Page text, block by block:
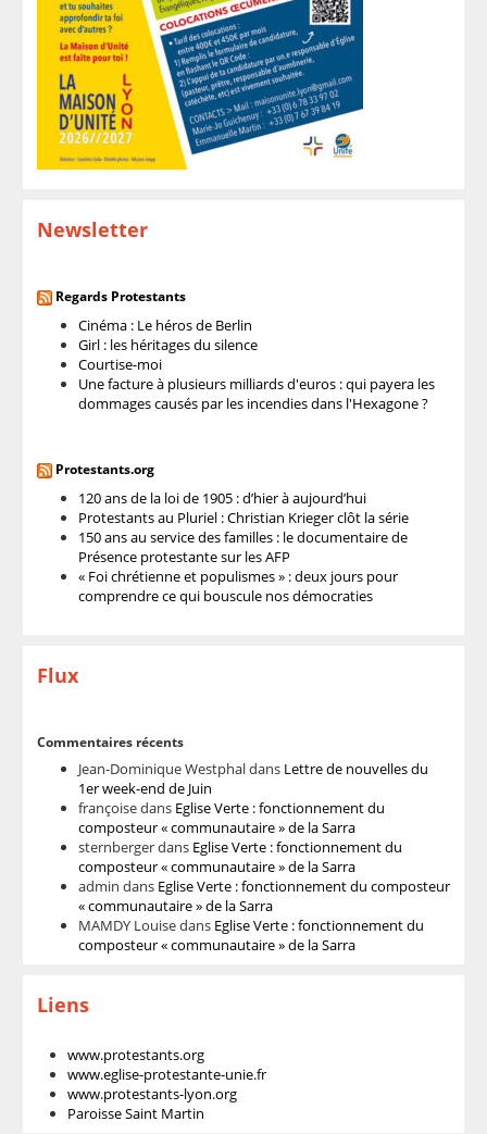
Newsletter
Regards Protestants
Cinéma : Le héros de Berlin
Girl : les héritages du silence
Courtise-moi
Une facture à plusieurs milliards d'euros : qui payera les
dommages causés par les incendies dans l'Hexagone ?
Protestants.org
120 ans de la loi de 1905 : d’hier à aujourd’hui
Protestants au Pluriel : Christian Krieger clôt la série
150 ans au service des familles : le documentaire de
Présence protestante sur les AFP
« Foi chrétienne et populismes » : deux jours pour
comprendre ce qui bouscule nos démocraties
Flux
Commentaires récents
Jean-Dominique Westphaldans Lettre de nouvelles du
1er week-end de Juin
françoisedans Eglise Verte : fonctionnement du
composteur « communautaire » de la Sarra
sternbergerdans Eglise Verte : fonctionnement du
composteur « communautaire » de la Sarra
admin dans Eglise Verte : fonctionnement du composteur
« communautaire » de la Sarra
MAMDY Louisedans Eglise Verte : fonctionnement du
composteur « communautaire » de la Sarra
Liens
www.protestants.org
www.eglise-protestante-unie.fr
www.protestants-lyon.org
Paroisse Saint Martin